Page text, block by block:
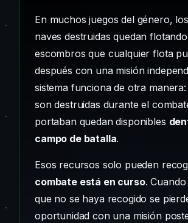
En muchos juegos del género,
naves destruidas quedan
escombros que cualquier flota
después con una misión
sistema funciona de otra
son destruidas durante el
portaban quedan disponibles
campo de batalla.
Esos recursos solo pueden
combate está en curso.
que no se haya recogido se
oportunidad con una misión